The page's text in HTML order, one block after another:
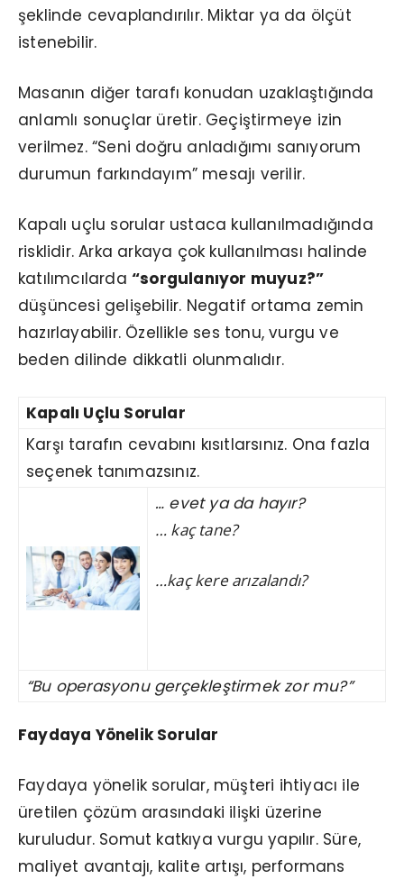
şeklinde cevaplandırılır. Miktar ya da ölçüt
istenebilir.
Masanın diğer tarafı konudan uzaklaştığında
anlamlı sonuçlar üretir. Geçiştirmeye izin
verilmez. “Seni doğru anladığımı sanıyorum
durumun farkındayım” mesajı verilir.
Kapalı uçlu sorular ustaca kullanılmadığında
risklidir. Arka arkaya çok kullanılması halinde
katılımcılarda “sorgulanıyor muyuz?”
düşüncesi gelişebilir. Negatif ortama zemin
hazırlayabilir. Özellikle ses tonu, vurgu ve
beden dilinde dikkatli olunmalıdır.
Kapalı Uçlu Sorular
Karşı tarafın cevabını kısıtlarsınız. Ona fazla
seçenek tanımazsınız.
… evet ya da hayır?
… kaç tane?
…kaç kere arızalandı?
“Bu operasyonu gerçekleştirmek zor mu?”
Faydaya Yönelik Sorular
Faydaya yönelik sorular, müşteri ihtiyacı ile
üretilen çözüm arasındaki ilişki üzerine
kuruludur. Somut katkıya vurgu yapılır. Süre,
maliyet avantajı, kalite artışı, performans